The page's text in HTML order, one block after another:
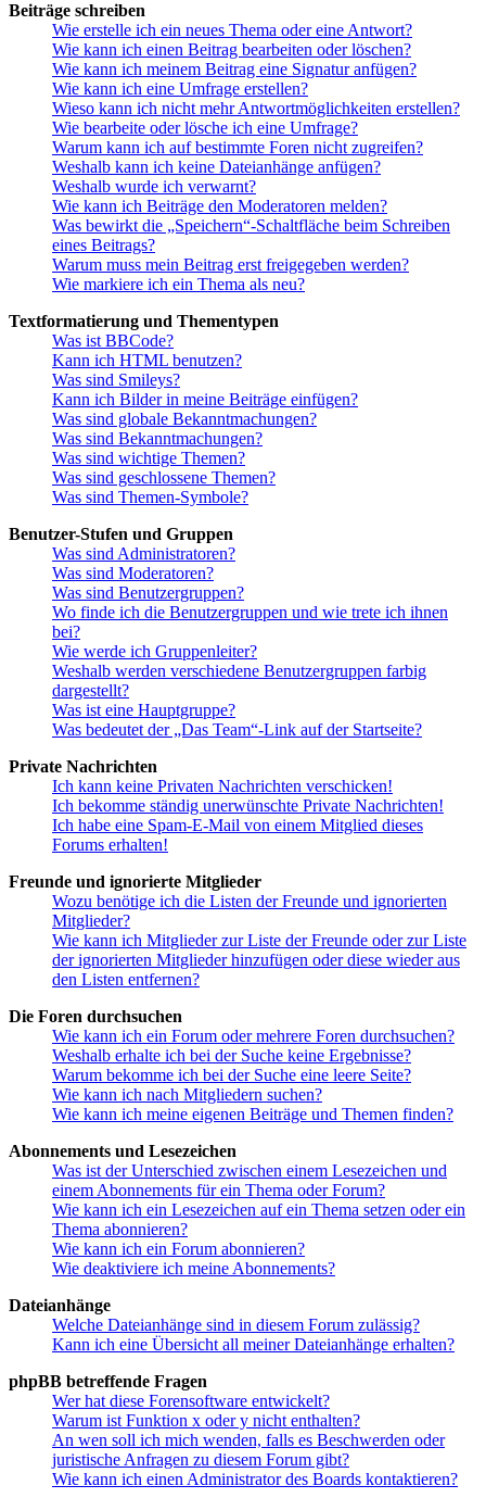
Beiträge schreiben
Wie erstelle ich ein neues Thema oder eine Antwort?
Wie kann ich einen Beitrag bearbeiten oder löschen?
Wie kann ich meinem Beitrag eine Signatur anfügen?
Wie kann ich eine Umfrage erstellen?
Wieso kann ich nicht mehr Antwortmöglichkeiten erstellen?
Wie bearbeite oder lösche ich eine Umfrage?
Warum kann ich auf bestimmte Foren nicht zugreifen?
Weshalb kann ich keine Dateianhänge anfügen?
Weshalb wurde ich verwarnt?
Wie kann ich Beiträge den Moderatoren melden?
Was bewirkt die „Speichern“-Schaltfläche beim Schreiben
eines Beitrags?
Warum muss mein Beitrag erst freigegeben werden?
Wie markiere ich ein Thema als neu?
Textformatierung und Thementypen
Was ist BBCode?
Kann ich HTML benutzen?
Was sind Smileys?
Kann ich Bilder in meine Beiträge einfügen?
Was sind globale Bekanntmachungen?
Was sind Bekanntmachungen?
Was sind wichtige Themen?
Was sind geschlossene Themen?
Was sind Themen-Symbole?
Benutzer-Stufen und Gruppen
Was sind Administratoren?
Was sind Moderatoren?
Was sind Benutzergruppen?
Wo finde ich die Benutzergruppen und wie trete ich ihnen
bei?
Wie werde ich Gruppenleiter?
Weshalb werden verschiedene Benutzergruppen farbig
dargestellt?
Was ist eine Hauptgruppe?
Was bedeutet der „Das Team“-Link auf der Startseite?
Private Nachrichten
Ich kann keine Privaten Nachrichten verschicken!
Ich bekomme ständig unerwünschte Private Nachrichten!
Ich habe eine Spam-E-Mail von einem Mitglied dieses
Forums erhalten!
Freunde und ignorierte Mitglieder
Wozu benötige ich die Listen der Freunde und ignorierten
Mitglieder?
Wie kann ich Mitglieder zur Liste der Freunde oder zur Liste
der ignorierten Mitglieder hinzufügen oder diese wieder aus
den Listen entfernen?
Die Foren durchsuchen
Wie kann ich ein Forum oder mehrere Foren durchsuchen?
Weshalb erhalte ich bei der Suche keine Ergebnisse?
Warum bekomme ich bei der Suche eine leere Seite?
Wie kann ich nach Mitgliedern suchen?
Wie kann ich meine eigenen Beiträge und Themen finden?
Abonnements und Lesezeichen
Was ist der Unterschied zwischen einem Lesezeichen und
einem Abonnements für ein Thema oder Forum?
Wie kann ich ein Lesezeichen auf ein Thema setzen oder ein
Thema abonnieren?
Wie kann ich ein Forum abonnieren?
Wie deaktiviere ich meine Abonnements?
Dateianhänge
Welche Dateianhänge sind in diesem Forum zulässig?
Kann ich eine Übersicht all meiner Dateianhänge erhalten?
phpBB betreffende Fragen
Wer hat diese Forensoftware entwickelt?
Warum ist Funktion x oder y nicht enthalten?
An wen soll ich mich wenden, falls es Beschwerden oder
juristische Anfragen zu diesem Forum gibt?
Wie kann ich einen Administrator des Boards kontaktieren?